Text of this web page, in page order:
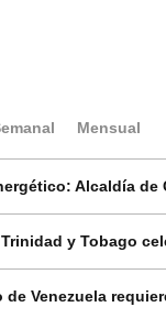
Mensual
Alcaldía
y Tobago
de Venezuela